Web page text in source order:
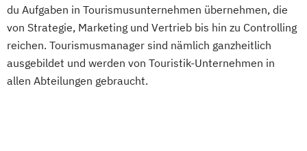
du Aufgaben in Tourismusunternehmen übernehmen, die
von Strategie, Marketing und Vertrieb bis hin zu Controlling
reichen. Tourismusmanager sind nämlich ganzheitlich
ausgebildet und werden von Touristik-Unternehmen in
allen Abteilungen gebraucht.